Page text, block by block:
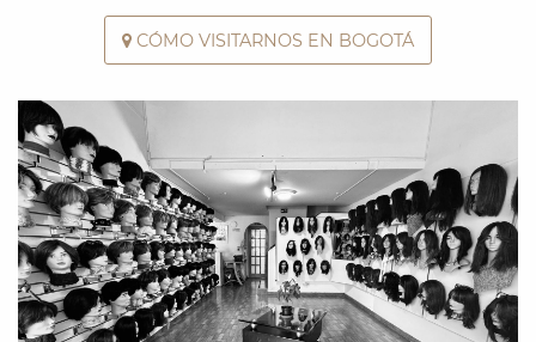
CÓMO VISITARNOS EN BOGOTÁ